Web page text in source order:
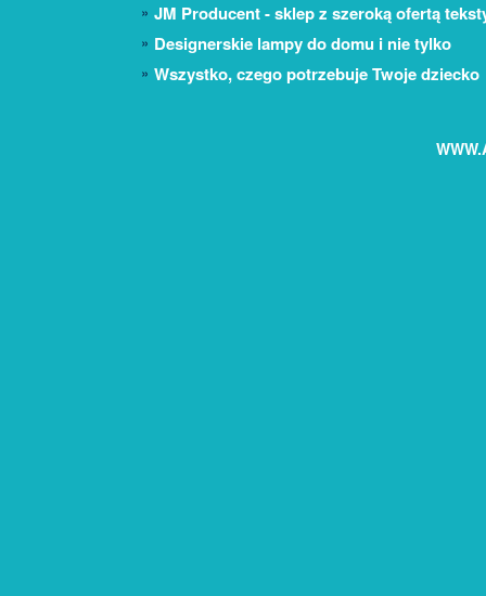
JM Producent - sklep z szeroką ofertą
Designerskie lampy do domu i nie tylko
Wszystko, czego potrzebuje Twoje dziecko